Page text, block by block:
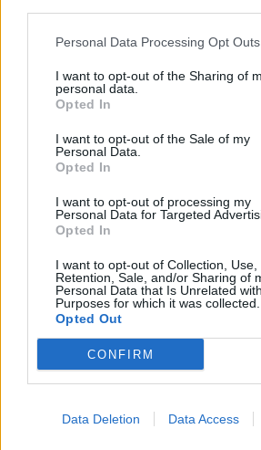
Personal Data Processing Opt Outs
I want to opt-out of the Sharing of
personal data.
Opted In
I want to opt-out of the Sale of my
Personal Data.
Opted In
I want to opt-out of processing my
Personal Data for Targeted
Opted In
I want to opt-out of Collection, Use,
Retention, Sale, and/or Sharing of
Personal Data that Is Unrelated
Purposes for which it was collected.
Opted Out
CONFIRM
Data Deletion Data Access
Αποδέχομαι τους
και την πολιτική
X